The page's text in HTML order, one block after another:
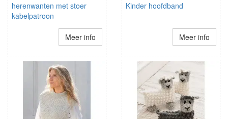
herenwanten met stoer
kabelpatroon
Meer info
Kinder hoofdband
Meer info